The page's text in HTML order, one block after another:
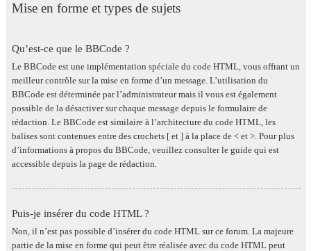
Mise en forme et types de sujets
Qu’est-ce que le BBCode ?
Le BBCode est une implémentation spéciale du code HTML, vous offrant un
meilleur contrôle sur la mise en forme d’un message. L’utilisation du
BBCode est déterminée par l’administrateur mais il vous est également
possible de la désactiver sur chaque message depuis le formulaire de
rédaction. Le BBCode est similaire à l’architecture du code HTML, les
balises sont contenues entre des crochets [ et ] à la place de < et >. Pour plus
d’informations à propos du BBCode, veuillez consulter le guide qui est
accessible depuis la page de rédaction.
Puis-je insérer du code HTML ?
Non, il n’est pas possible d’insérer du code HTML sur ce forum. La majeure
partie de la mise en forme qui peut être réalisée avec du code HTML peut